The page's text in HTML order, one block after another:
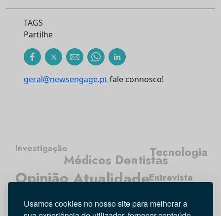
Usamos cookies no nosso site para melhorar a
TAGS
Partilhe
geral@newsengage.ptfale connosco!
Atualidade
Médicos Dentistas
Higiene Oral
Entrevista
Opinião
Tecnologia
Investigação